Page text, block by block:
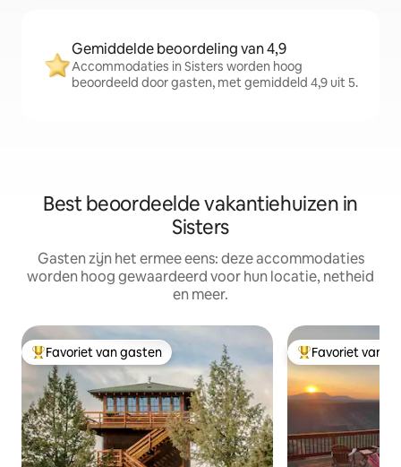
Gemiddelde beoordeling van 4,9
Accommodaties in Sisters worden hoog
beoordeeld door gasten, met gemiddeld 4,9 uit 5.
Best beoordeelde vakantiehuizen in
Sisters
Gasten zijn het ermee eens: deze accommodaties
worden hoog gewaardeerd voor hun locatie, netheid
en meer.
Topfavoriet van gasten
Favoriet van gasten Topfavoriet van
Favoriet van